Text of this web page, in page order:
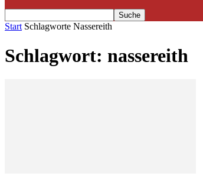
Start Schlagworte Nassereith
Schlagwort: nassereith